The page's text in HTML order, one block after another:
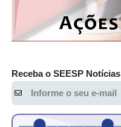
Receba o SEESP Notícias